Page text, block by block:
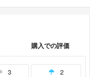
購入での評価
3 2